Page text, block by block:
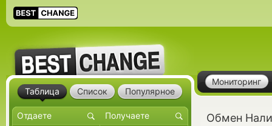
Мониторинг
Обмен
Таблица Список Популярное